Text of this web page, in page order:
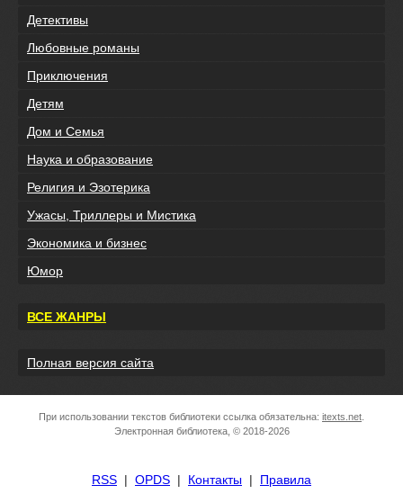
Детективы
Любовные романы
Приключения
Детям
Дом и Семья
Наука и образование
Религия и Эзотерика
Ужасы, Триллеры и Мистика
Экономика и бизнес
Юмор
ВСЕ ЖАНРЫ
Полная версия сайта
При использовании текстов библиотеки ссылка обязательна: itexts.net
Электронная библиотека, © 2018-2026
RSS | OPDS | Контакты | Правила